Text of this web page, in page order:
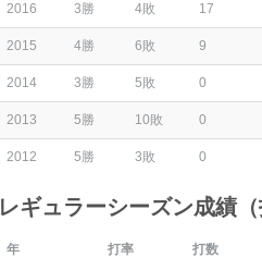
2016 3勝 4敗 17
2015 4勝 6敗 9
2014 3勝 5敗 0
2013 5勝 10敗 0
2012 5勝 3敗 0
レギュラーシーズン成績（
年 打率 打数